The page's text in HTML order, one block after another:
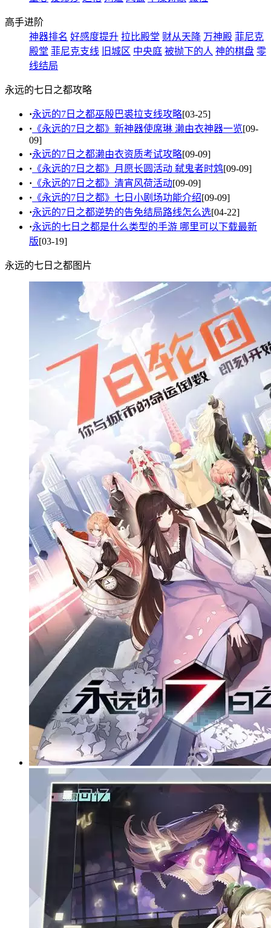
高手进阶
神器排名 好感度提升 拉比殿堂 财从天降 万神殿 菲尼克
殿堂 菲尼克支线 旧城区 中央庭 被抛下的人 神的棋盘 零
线结局
永远的七日之都攻略
·永远的7日之都巫殷巴裘拉支线攻略[03-25]
· 《永远的7日之都》新神器使席琳 濑由衣神器一览[09-
09]
·永远的7日之都濑由衣资质考试攻略[09-09]
· 《永远的7日之都》月愿长圆活动 弑鬼者时鸩[09-09]
· 《永远的7日之都》清宵风荷活动[09-09]
· 《永远的7日之都》七日小剧场功能介绍[09-09]
·永远的7日之都逆势的告免结局路线怎么选[04-22]
·永远的七日之都是什么类型的手游 哪里可以下载最新
版[03-19]
永远的七日之都图片